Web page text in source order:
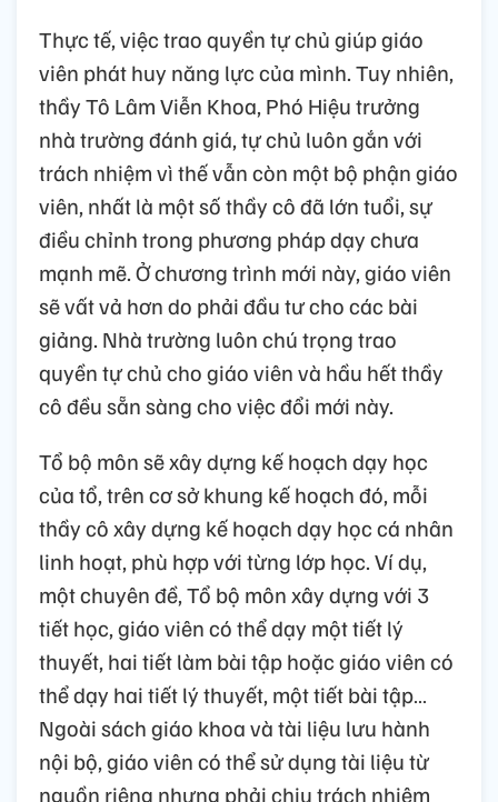
Thực tế, việc trao quyền tự chủ giúp giáo
viên phát huy năng lực của mình. Tuy nhiên,
thầy Tô Lâm Viễn Khoa, Phó Hiệu trưởng
nhà trường đánh giá, tự chủ luôn gắn với
trách nhiệm vì thế vẫn còn một bộ phận giáo
viên, nhất là một số thầy cô đã lớn tuổi, sự
điều chỉnh trong phương pháp dạy chưa
mạnh mẽ. Ở chương trình mới này, giáo viên
sẽ vất vả hơn do phải đầu tư cho các bài
giảng. Nhà trường luôn chú trọng trao
quyền tự chủ cho giáo viên và hầu hết thầy
cô đều sẵn sàng cho việc đổi mới này.
Tổ bộ môn sẽ xây dựng kế hoạch dạy học
của tổ, trên cơ sở khung kế hoạch đó, mỗi
thầy cô xây dựng kế hoạch dạy học cá nhân
linh hoạt, phù hợp với từng lớp học. Ví dụ,
một chuyên đề, Tổ bộ môn xây dựng với 3
tiết học, giáo viên có thể dạy một tiết lý
thuyết, hai tiết làm bài tập hoặc giáo viên có
thể dạy hai tiết lý thuyết, một tiết bài tập…
Ngoài sách giáo khoa và tài liệu lưu hành
nội bộ, giáo viên có thể sử dụng tài liệu từ
nguồn riêng nhưng phải chịu trách nhiệm